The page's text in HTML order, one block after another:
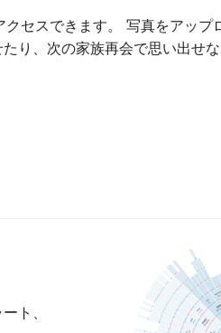
セスできます。 写真をアップ
り、次の家族再会で思い出せ
ト、